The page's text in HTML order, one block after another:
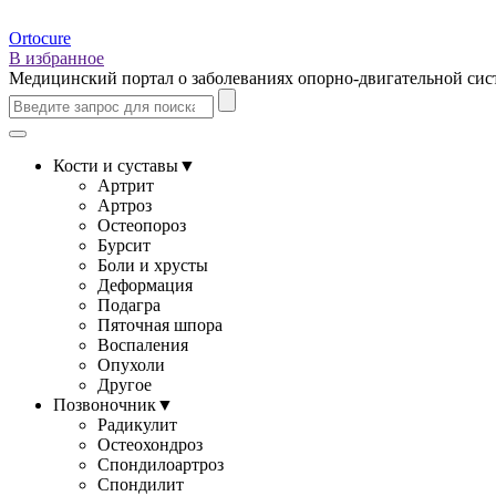
Ortocure
В избранное
Медицинский портал о заболеваниях опорно-двигательной
Кости и суставы▼
Артрит
Артроз
Остеопороз
Бурсит
Боли и хрусты
Деформация
Подагра
Пяточная шпора
Воспаления
Опухоли
Другое
Позвоночник▼
Радикулит
Остеохондроз
Спондилоартроз
Спондилит